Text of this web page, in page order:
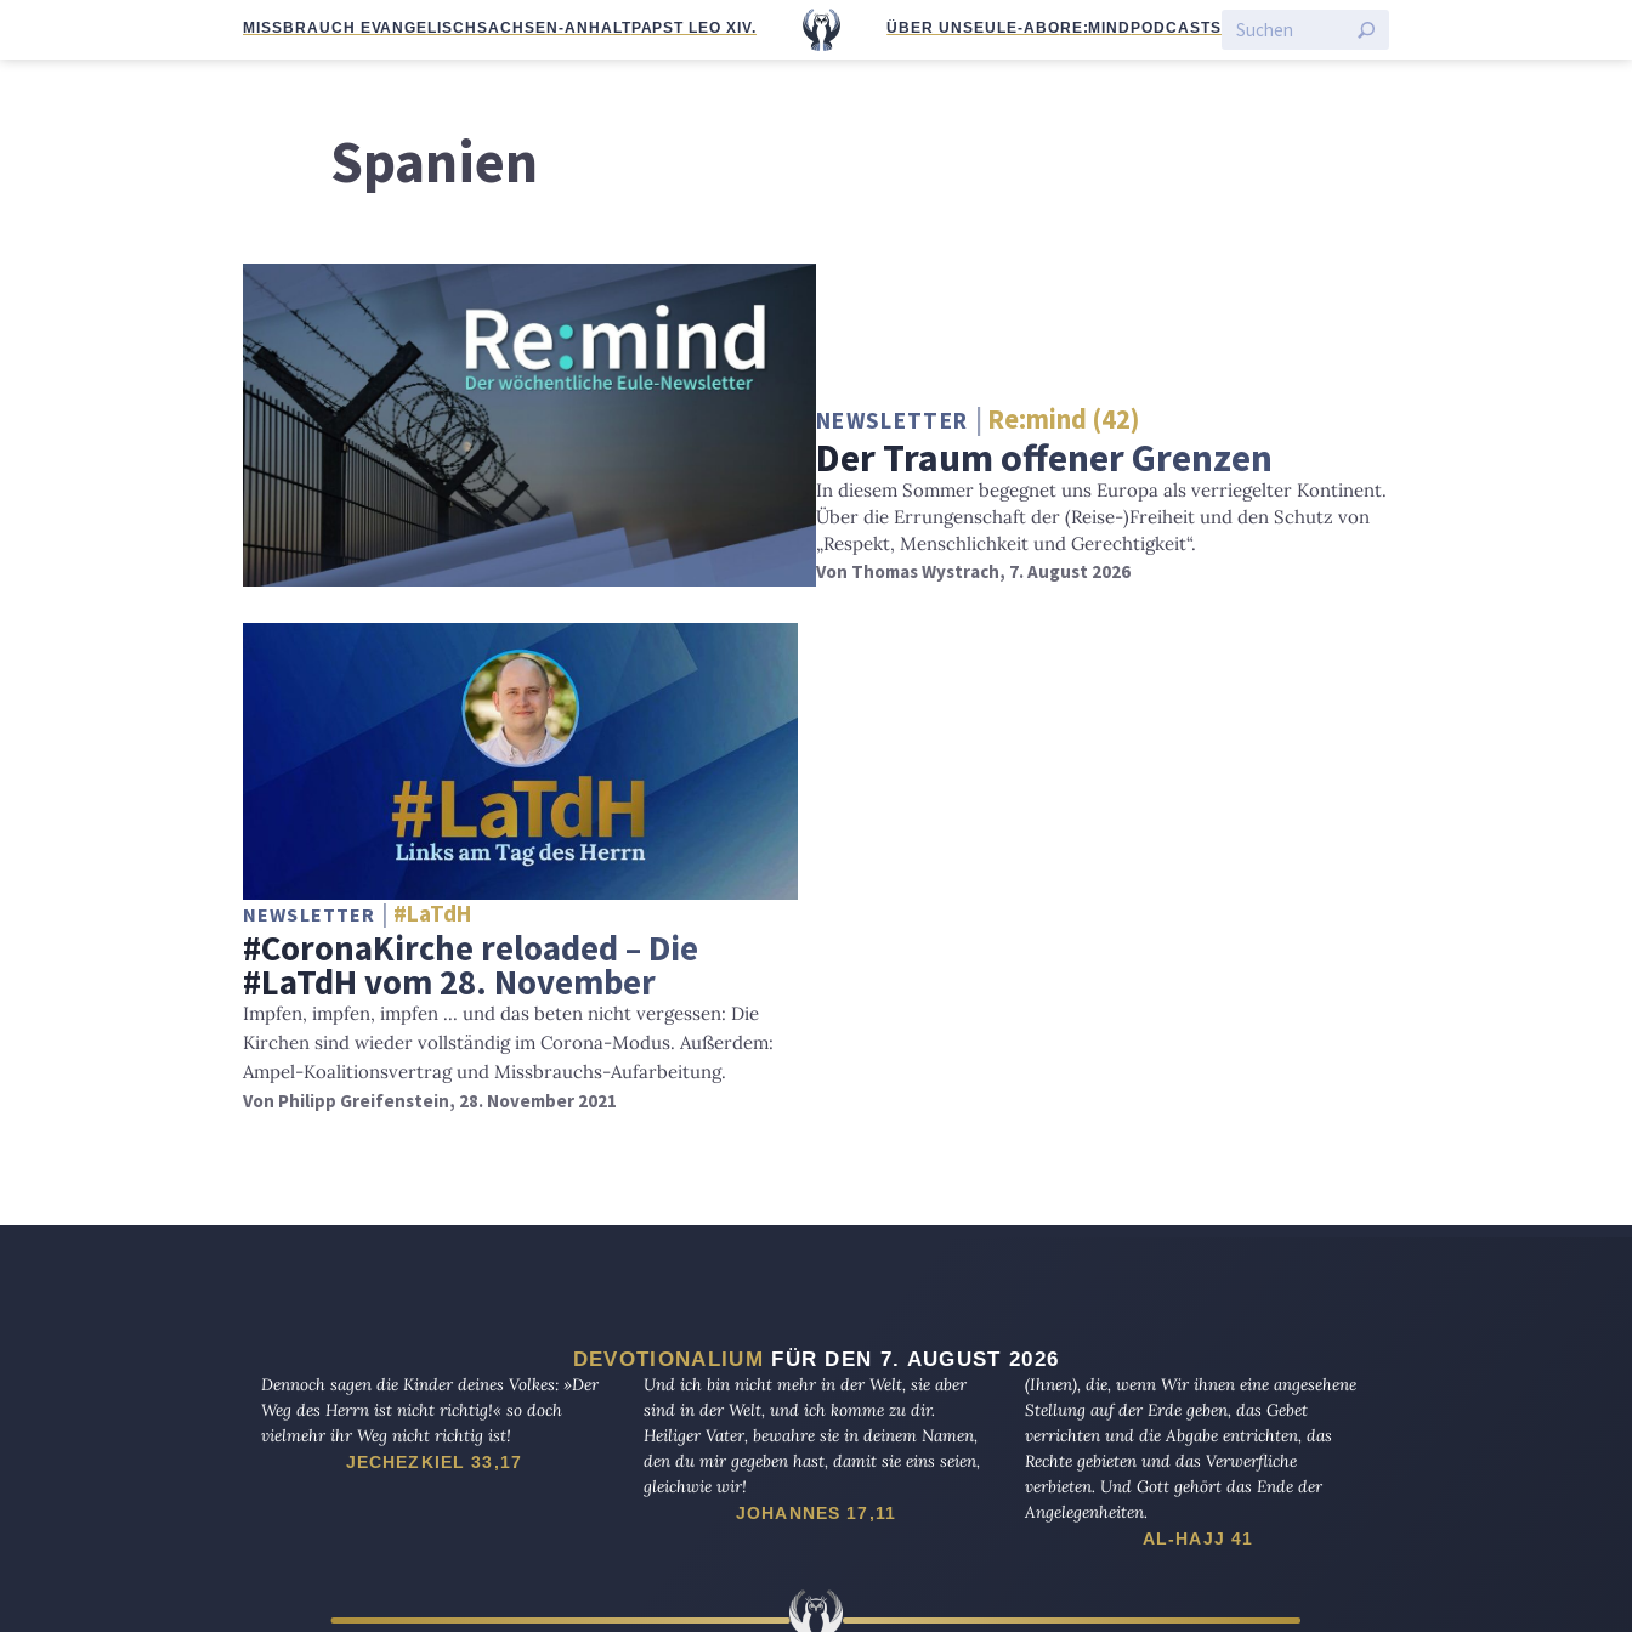
MISSBRAUCH EVANGELISCHSACHSEN-ANHALTPAPST LEO XIV. ÜBER UNS EULE-ABO RE:MIND PODCASTS
Spanien
NEWSLETTER Re:mind (42)
Der Traum offener Grenzen
In diesem Sommer begegnet uns Europa als verriegelter Kontinent.
Über die Errungenschaft der (Reise-)Freiheit und den Schutz von
„Respekt, Menschlichkeit und Gerechtigkeit“.
Von Thomas Wystrach, 7. August 2026
NEWSLETTER #LaTdH
#CoronaKirche reloaded – Die
#LaTdH vom 28. November
Impfen, impfen, impfen ... und das beten nicht vergessen: Die
Kirchen sind wieder vollständig im Corona-Modus. Außerdem:
Ampel-Koalitionsvertrag und Missbrauchs-Aufarbeitung.
Von Philipp Greifenstein, 28. November 2021
DEVOTIONALIUM FÜR DEN 7. AUGUST 2026
Dennoch sagen die Kinder deines Volkes: »Der
Weg des Herrn ist nicht richtig!« so doch
vielmehr ihr Weg nicht richtig ist!
JECHEZKIEL 33,17
Und ich bin nicht mehr in der Welt, sie aber
sind in der Welt, und ich komme zu dir.
Heiliger Vater, bewahre sie in deinem Namen,
den du mir gegeben hast, damit sie eins seien,
gleichwie wir!
JOHANNES 17,11
(Ihnen), die, wenn Wir ihnen eine angesehene
Stellung auf der Erde geben, das Gebet
verrichten und die Abgabe entrichten, das
Rechte gebieten und das Verwerfliche
verbieten. Und Gott gehört das Ende der
Angelegenheiten.
AL-HAJJ 41